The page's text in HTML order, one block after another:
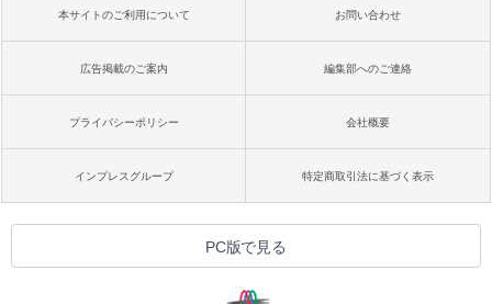
本サイトのご利用について お問い合わせ
広告掲載のご案内 編集部へのご連絡
プライバシーポリシー 会社概要
インプレスグループ 特定商取引法に基づく表示
PC版で見る